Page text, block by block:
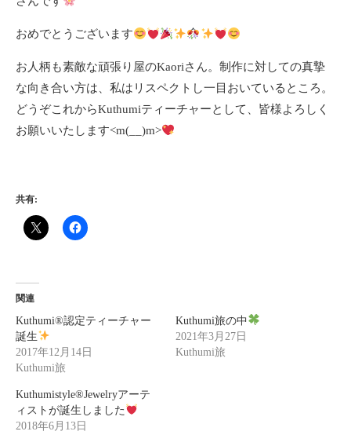
おめでとうございます
お人柄も素敵な頑張り屋のKaoriさん。制作に対しての真摯
な向き合い方は、私はリスペクトし一目おいているところ。
どうぞこれからKuthumiティーチャーとして、皆様よろしく
お願いいたします<m(__)m>
共有:
関連
Kuthumi®認定ティーチャー
誕生
2017年12月14日
Kuthumi旅
Kuthumi旅の中
2021年3月27日
Kuthumi旅
Kuthumistyle®Jewelryアーテ
ィストが誕生しました
2018年6月13日